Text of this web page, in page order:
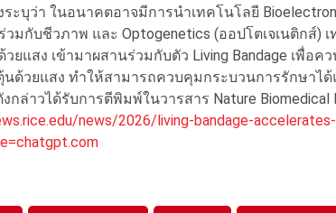
ระบุว่า ในอนาคตอาจมีการนำเทคโนโลยี
วมกับชีวภาพ และ Optogenetics (ออปโตเจเนติกส์)
ยแสง เข้ามาผสานร่วมกับตัว Living Bandage เพื่อ
นด้วยแสง ทำให้สามารถควบคุมกระบวนการรักษาไ
กล่าวได้รับการตีพิมพ์ในวารสาร Nature
news/2026/living-bandage-